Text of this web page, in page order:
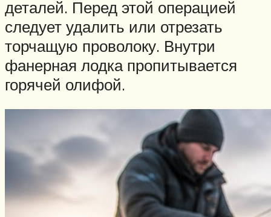
деталей. Перед этой операцией
следует удалить или отрезать
торчащую проволоку. Внутри
фанерная лодка пропитывается
горячей олифой.